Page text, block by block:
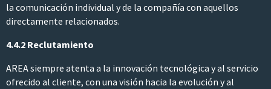
la comunicación individual y de la compañía con aquellos
directamente relacionados.
4.4.2 Reclutamiento
AREA siempre atenta a la innovación tecnológica y al servicio
ofrecido al cliente, con una visión hacia la evolución y al